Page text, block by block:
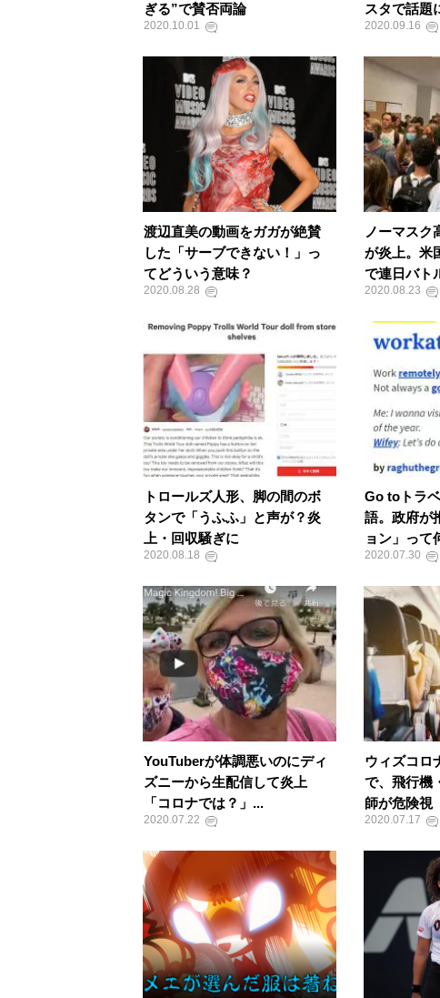
ぎる”で賛否両論
2020.10.01
スタで話題
2020.09.16
渡辺直美の動画をガガが絶賛
した「サーブできない！」っ
てどういう意味？
2020.08.28
ノーマスク
が炎上。米
で連日バト
2020.08.23
トロールズ人形、脚の間のボ
タンで「うふふ」と声が？炎
上・回収騒ぎに
2020.08.18
Go toトラ
語。政府が
ョン」って
2020.07.30
YouTuberが体調悪いのにディ
ズニーから生配信して炎上
「コロナでは？」...
2020.07.22
ウィズコロ
で、飛行機
師が危険視
2020.07.17